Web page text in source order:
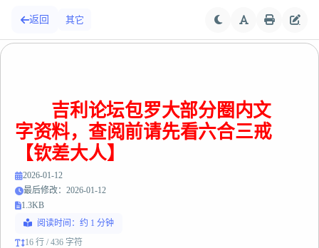
返回 其它
吉利论坛包罗大部分圈内文
字资料，查阅前请先看六合三戒
【钦差大人】
2026-01-12
最后修改：2026-01-12
1.3KB
阅读时间：约 1 分钟
16 行 / 436 字符